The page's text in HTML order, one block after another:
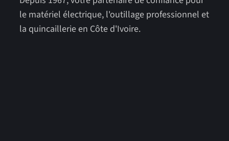
le matériel électrique, l'outillage professionnel et
la quincaillerie en Côte d'Ivoire.